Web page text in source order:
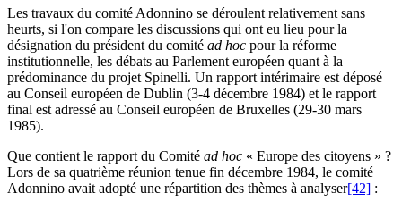
Les travaux du comité Adonnino se déroulent relativement sans
heurts, si l'on compare les discussions qui ont eu lieu pour la
désignation du président du comité ad hoc pour la réforme
institutionnelle, les débats au Parlement européen quant à la
prédominance du projet Spinelli. Un rapport intérimaire est déposé
au Conseil européen de Dublin (3‑4 décembre 1984) et le rapport
final est adressé au Conseil européen de Bruxelles (29‑30 mars
1985).
Que contient le rapport du Comité ad hoc « Europe des citoyens » ?
Lors de sa quatrième réunion tenue fin décembre 1984, le comité
Adonnino avait adopté une répartition des thèmes à analyser[42] :